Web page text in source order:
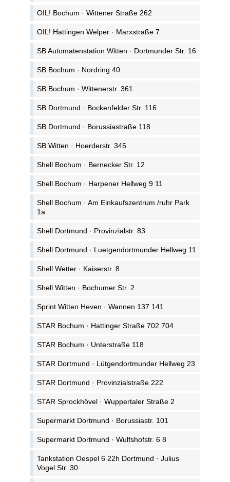
OIL! Bochum · Wittener Straße 262
OIL! Hattingen Welper · Marxstraße 7
SB Automatenstation Witten · Dortmunder Str. 16
SB Bochum · Nordring 40
SB Bochum · Wittenerstr. 361
SB Dortmund · Bockenfelder Str. 116
SB Dortmund · Borussiastraße 118
SB Witten · Hoerderstr. 345
Shell Bochum · Bernecker Str. 12
Shell Bochum · Harpener Hellweg 9 11
Shell Bochum · Am Einkaufszentrum /ruhr Park
1a
Shell Dortmund · Provinzialstr. 83
Shell Dortmund · Luetgendortmunder Hellweg 11
Shell Wetter · Kaiserstr. 8
Shell Witten · Bochumer Str. 2
Sprint Witten Heven · Wannen 137 141
STAR Bochum · Hattinger Straße 702 704
STAR Bochum · Unterstraße 118
STAR Dortmund · Lütgendortmunder Hellweg 23
STAR Dortmund · Provinzialstraße 222
STAR Sprockhövel · Wuppertaler Straße 2
Supermarkt Dortmund · Borussiastr. 101
Supermarkt Dortmund · Wulfshofstr. 6 8
Tankstation Oespel 6 22h Dortmund · Julius
Vogel Str. 30